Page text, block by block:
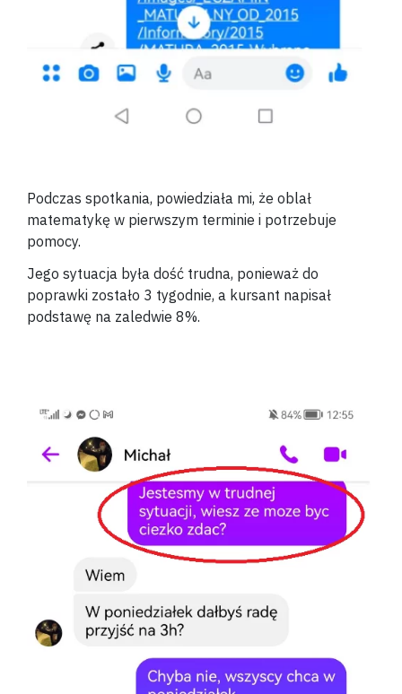
Podczas spotkania, powiedziała mi, że oblał
matematykę w pierwszym terminie i potrzebuje
pomocy.
Jego sytuacja była dość trudna, ponieważ do
poprawki zostało 3 tygodnie, a kursant napisał
podstawę na zaledwie 8%.